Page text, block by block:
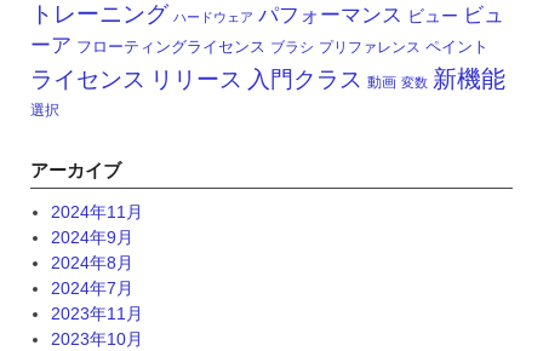
トレーニング ハードウェア パフォーマンス ビュー ビュ
ーア フローティングライセンス ブラシ プリファレンス ペイント
ライセンス リリース 入門クラス 動画 変数 新機能
選択
アーカイブ
2024年11月
2024年9月
2024年8月
2024年7月
2023年11月
2023年10月